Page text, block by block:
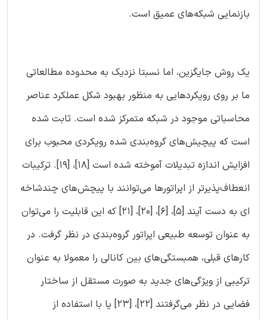
بازنمایی شبکه‌های عمیق است.
یک روش جایگزین، اما نسبتا نزدیک به محدوده مطالعاتی
ما بر روی رویکردهایی به منظور بهبود شکل عملکرد عناصر
محاسباتی موجود در شبکه متمرکز شده است. ثابت شده
است که پیچیش‌های گروه‌بندی شده رویکردی محبوب برای
افزایش اندازه تبدیلات آموخته شده است [18]، [19]. ترکیبات
انعطاف‌پذیر‌تر از اپراتورها می‌توانند با پیچش‌های چند‌شاخه
ای به دست آیند [5]، [6]، [20]، [21] که این قابلیت را می‌توان
به عنوان توسعه طبیعی اپراتور گروه‌بندی در نظر گرفت. در
کارهای قبلی، همبستگی‌های بین کانالی را معمولا به عنوان
ترکیبی از ویژگی‌های جدید به صورت مستقل از ساختار
فضایی در نظر می‌گرفتند [22]، [23] یا با استفاده از